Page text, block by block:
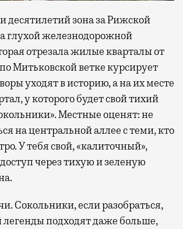
десятилетий зона за Рижской
глухой железнодорожной
отрезала жилые кварталы от
Митьковской ветке курсирует
уходят в историю, а на их месте
у которого будет свой тихий
Местные оценят: не
на центральной аллее с теми, кто
У тебя свой, «калиточный»,
через тихую и зеленую
Сокольники, если разобраться,
легенды подходят даже больше,